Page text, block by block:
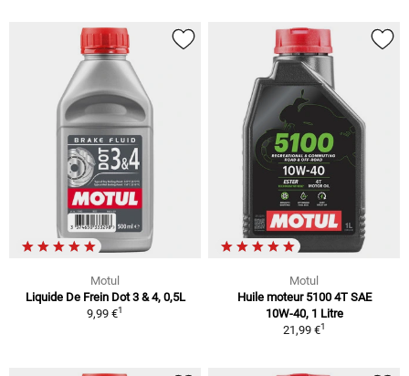
Motul
Liquide De Frein Dot 3 & 4, 0,5L
9,99 €1
Motul
Huile moteur 5100 4T SAE
10W-40, 1 Litre
21,99 €1